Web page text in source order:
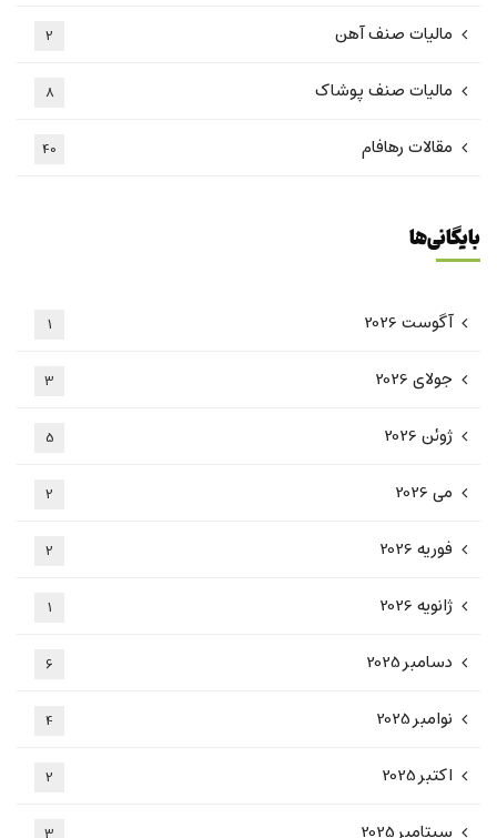
مالیات صنف آهن 2
مالیات صنف پوشاک 8
مقالات رهافام 40
بایگانی‌ها
آگوست 2026 1
جولای 2026 3
ژوئن 2026 5
می 2026 2
فوریه 2026 2
ژانویه 2026 1
دسامبر 2025 6
نوامبر 2025 4
اکتبر 2025 2